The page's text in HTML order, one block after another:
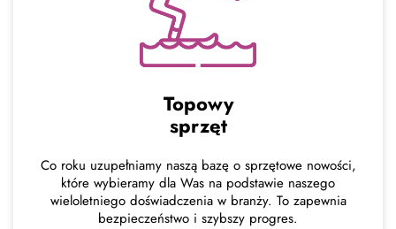
Topowy
sprzęt
Co roku uzupełniamy naszą bazę o sprzętowe nowości,
które wybieramy dla Was na podstawie naszego
wieloletniego doświadczenia w branży. To zapewnia
bezpieczeństwo i szybszy progres.